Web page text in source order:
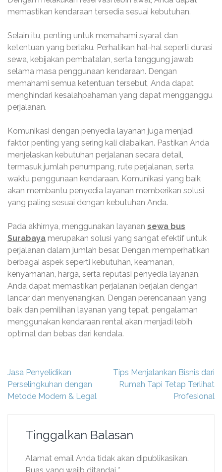
memastikan kendaraan tersedia sesuai kebutuhan.
Selain itu, penting untuk memahami syarat dan
ketentuan yang berlaku. Perhatikan hal-hal seperti durasi
sewa, kebijakan pembatalan, serta tanggung jawab
selama masa penggunaan kendaraan. Dengan
memahami semua ketentuan tersebut, Anda dapat
menghindari kesalahpahaman yang dapat mengganggu
perjalanan.
Komunikasi dengan penyedia layanan juga menjadi
faktor penting yang sering kali diabaikan. Pastikan Anda
menjelaskan kebutuhan perjalanan secara detail,
termasuk jumlah penumpang, rute perjalanan, serta
waktu penggunaan kendaraan. Komunikasi yang baik
akan membantu penyedia layanan memberikan solusi
yang paling sesuai dengan kebutuhan Anda.
Pada akhirnya, menggunakan layanan sewa bus
Surabaya merupakan solusi yang sangat efektif untuk
perjalanan dalam jumlah besar. Dengan memperhatikan
berbagai aspek seperti kebutuhan, keamanan,
kenyamanan, harga, serta reputasi penyedia layanan,
Anda dapat memastikan perjalanan berjalan dengan
lancar dan menyenangkan. Dengan perencanaan yang
baik dan pemilihan layanan yang tepat, pengalaman
menggunakan kendaraan rental akan menjadi lebih
optimal dan bebas dari kendala.
Navigasi
pos
Jasa Penyelidikan
Perselingkuhan dengan
Metode Modern & Legal
Tips Menjalankan Bisnis dari
Rumah Tapi Tetap Terlihat
Profesional
Tinggalkan Balasan
Alamat email Anda tidak akan dipublikasikan.